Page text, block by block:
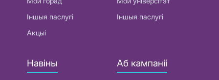
Іншыя паслугі
Акцыі
Іншыя паслугі
Навіны Аб кампаніі